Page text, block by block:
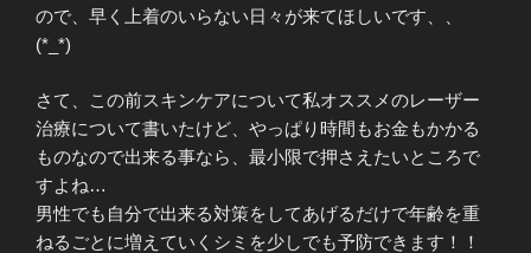
ので、早く上着のいらない日々が来てほしいです、、
(*_*)
さて、この前スキンケアについて私オススメのレーザー
治療について書いたけど、やっぱり時間もお金もかかる
ものなので出来る事なら、最小限で押さえたいところで
すよね…
男性でも自分で出来る対策をしてあげるだけで年齢を重
ねるごとに増えていくシミを少しでも予防できます！！